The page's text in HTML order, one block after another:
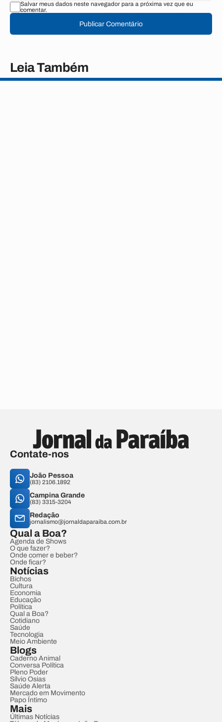
Salvar meus dados neste navegador para a próxima vez que eu
comentar.
Publicar Comentário
Leia Também
Contate-nos
João Pessoa
(83) 2106.1892
Campina Grande
(83) 3315-3204
Redação
jornalismo@jornaldaparaiba.com.br
Qual a Boa?
Agenda de Shows
O que fazer?
Onde comer e beber?
Onde ficar?
Notícias
Bichos
Cultura
Economia
Educação
Política
Qual a Boa?
Cotidiano
Saúde
Tecnologia
Meio Ambiente
Blogs
Caderno Animal
Conversa Política
Pleno Poder
Sílvio Osias
Saúde Alerta
Mercado em Movimento
Papo Íntimo
Mais
Últimas Notícias